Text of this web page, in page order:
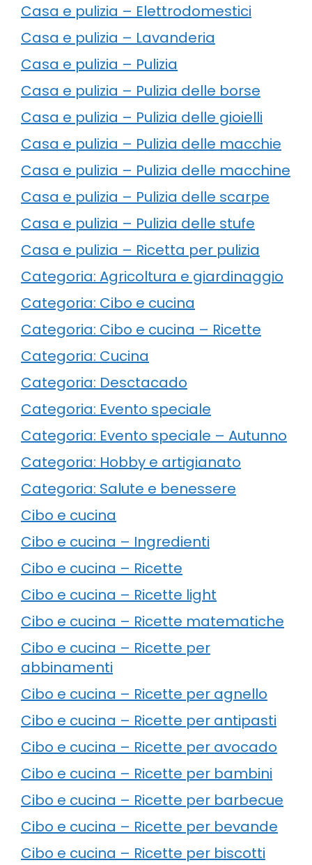
Casa e pulizia – Elettrodomestici
Casa e pulizia – Lavanderia
Casa e pulizia – Pulizia
Casa e pulizia – Pulizia delle borse
Casa e pulizia – Pulizia delle gioielli
Casa e pulizia – Pulizia delle macchie
Casa e pulizia – Pulizia delle macchine
Casa e pulizia – Pulizia delle scarpe
Casa e pulizia – Pulizia delle stufe
Casa e pulizia – Ricetta per pulizia
Categoria: Agricoltura e giardinaggio
Categoria: Cibo e cucina
Categoria: Cibo e cucina – Ricette
Categoria: Cucina
Categoria: Desctacado
Categoria: Evento speciale
Categoria: Evento speciale – Autunno
Categoria: Hobby e artigianato
Categoria: Salute e benessere
Cibo e cucina
Cibo e cucina – Ingredienti
Cibo e cucina – Ricette
Cibo e cucina – Ricette light
Cibo e cucina – Ricette matematiche
Cibo e cucina – Ricette per
abbinamenti
Cibo e cucina – Ricette per agnello
Cibo e cucina – Ricette per antipasti
Cibo e cucina – Ricette per avocado
Cibo e cucina – Ricette per bambini
Cibo e cucina – Ricette per barbecue
Cibo e cucina – Ricette per bevande
Cibo e cucina – Ricette per biscotti